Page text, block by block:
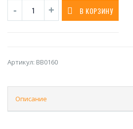
В КОРЗИНУ
Артикул: BB0160
Описание